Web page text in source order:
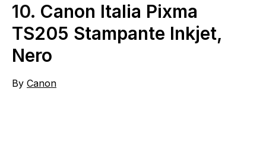
10. Canon Italia Pixma
TS205 Stampante Inkjet,
Nero
By Canon